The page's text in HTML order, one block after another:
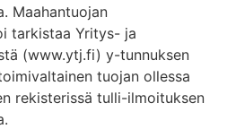
Maahantuojan
tarkistaa Yritys- ja
(www.ytj.fi) y-tunnuksen
tuojan ollessa
rekisterissä tulli-ilmoituksen